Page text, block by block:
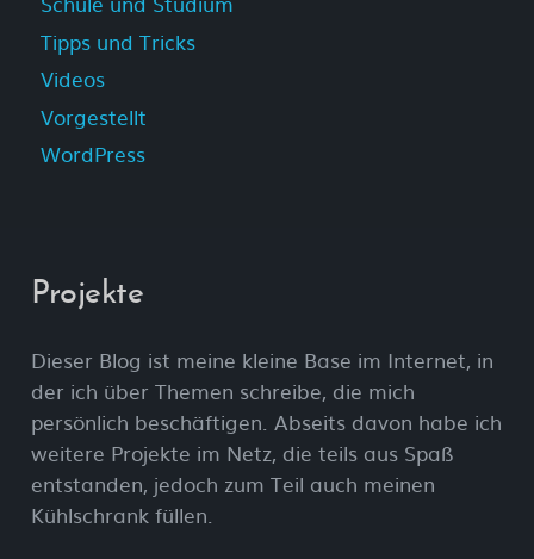
Tipps und Tricks
Videos
Vorgestellt
WordPress
Projekte
Dieser Blog ist meine kleine Base im Internet, in
der ich über Themen schreibe, die mich
persönlich beschäftigen. Abseits davon habe ich
weitere Projekte im Netz, die teils aus Spaß
entstanden, jedoch zum Teil auch meinen
Kühlschrank füllen.